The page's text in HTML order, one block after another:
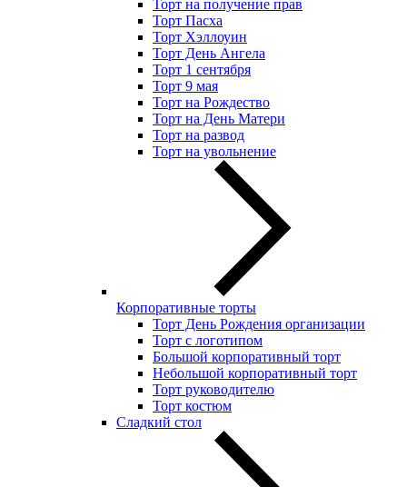
Торт на получение прав
Торт Пасха
Торт Хэллоуин
Торт День Ангела
Торт 1 сентября
Торт 9 мая
Торт на Рождество
Торт на День Матери
Торт на развод
Торт на увольнение
Корпоративные торты
Торт День Рождения организации
Торт с логотипом
Большой корпоративный торт
Небольшой корпоративный торт
Торт руководителю
Торт костюм
Сладкий стол